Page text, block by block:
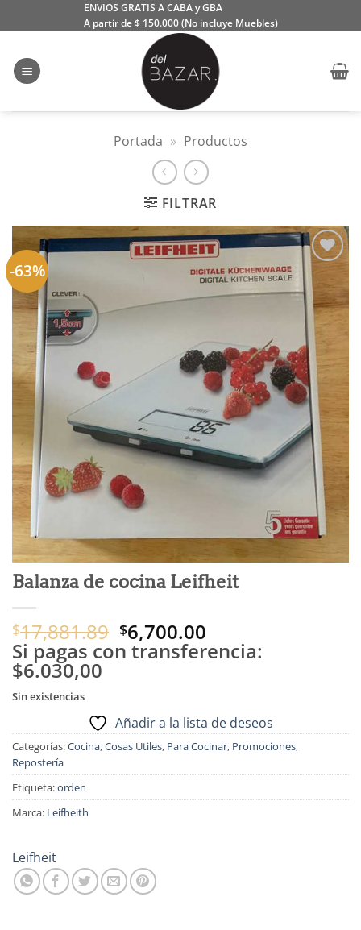
al
ENVIOS GRATIS A CABA y GBA
A partir de $ 150.000 (No incluye Muebles)
Portada » Productos
FILTRAR
-63%
Añadir
a la
lista
de
deseos
Balanza de cocina Leifheit
$17,881.89 El
precio
$6,700.00
precio
Si pagas con transferencia:
$6.030,00
Sin existencias
Añadir a la lista de deseos
Categorías:Cocina,Cosas Utiles, Para Cocinar, Promociones,
Repostería
Etiqueta:orden
Marca: Leifheith
Leifheit